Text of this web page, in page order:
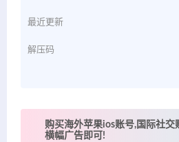
最近更新
解压码
购买海外苹果ios账号,国际社
横幅广告即可!